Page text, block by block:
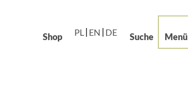
Shop PL EN DE Suche Menü
Leichte Sprache